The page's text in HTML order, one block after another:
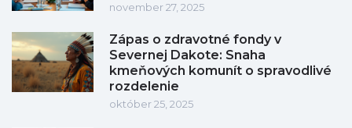
november 27, 2025
Zápas o zdravotné fondy v
Severnej Dakote: Snaha
kmeňových komunít o spravodlivé
rozdelenie
október 25, 2025